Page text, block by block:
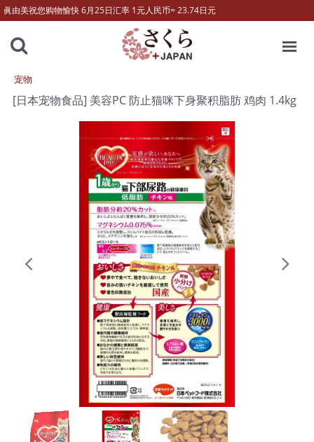
眞由美祝您购物愉快 6月25日汇率 1元人民币= 23.74日元
宠物
[日本宠物食品] 美容PC 防止猫咪下身聚积脂肪 鸡肉 1.4kg